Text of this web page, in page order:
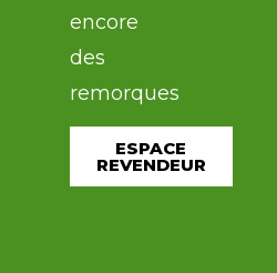
encore
des
remorques
ESPACE
REVENDEUR